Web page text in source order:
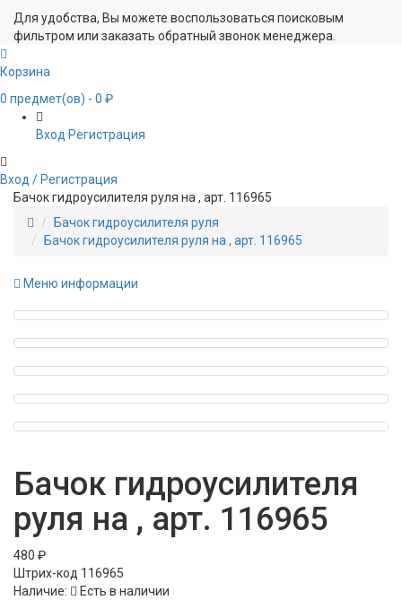
Для удобства, Вы можете воспользоваться поисковым
фильтром или заказать обратный звонок менеджера.
Корзина
0 предмет(ов) - 0 ₽
Вход Регистрация
Вход / Регистрация
Бачок гидроусилителя руля на , арт. 116965
Бачок гидроусилителя руля
Бачок гидроусилителя руля на , арт. 116965
Меню информации
Бачок гидроусилителя
руля на , арт. 116965
480 ₽
Штрих-код 116965
Наличие:
Есть в наличии